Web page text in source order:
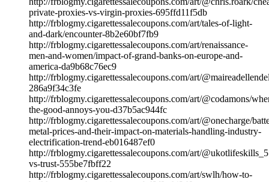
private-proxies-vs-virgin-proxies-695ffd11f5db
http://frblogmy.cigarettessalecoupons.com/art/tales-of-light-
and-dark/encounter-8b2e60bf7fb9
http://frblogmy.cigarettessalecoupons.com/art/renaissance-
men-and-women/impact-of-grand-banks-on-europe-and-
america-da9b68c76ec9
http://frblogmy.cigarettessalecoupons.com/art/
286a9f34c3fe
http://frblogmy.cigarettessalecoupons.com/art/@codamons/
the-good-annoys-you-d37b5ac944fc
http://frblogmy.cigarettessalecoupons.com/art/@onecharge/
metal-prices-and-their-impact-on-materials-handling-industry-
electrification-trend-eb016487ef0
http://frblogmy.cigarettessalecoupons.com/art/
vs-trust-555be7fbff22
http://frblogmy.cigarettessalecoupons.com/art/swlh/how-to-